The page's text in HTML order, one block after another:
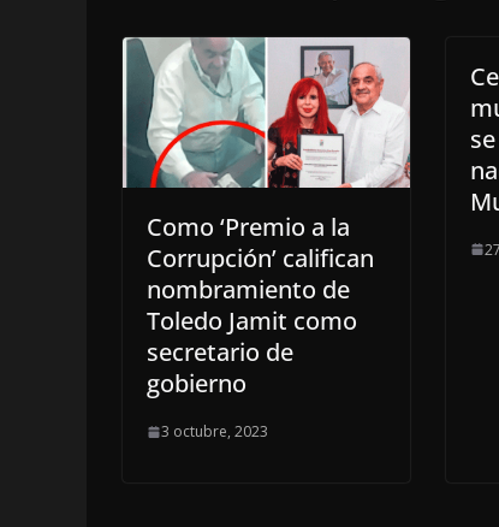
Como ‘Premio a la
Corrupción’ califican
nombramiento de
Toledo Jamit como
secretario de
gobierno
3 octubre, 2023